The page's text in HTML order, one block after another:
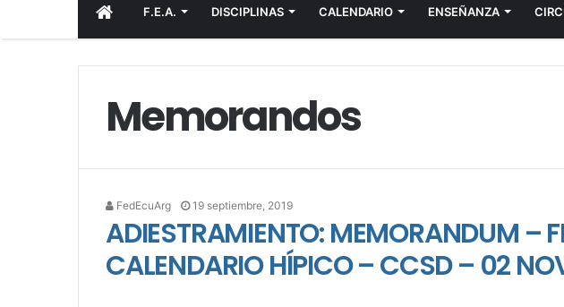
INICIOF.E.A. DISCIPLINAS CALENDARIO ENSEÑANZA
Memorandos
FedEcuArg 19 septiembre, 2019
ADIESTRAMIENTO: MEMORANDUM –
CALENDARIO HÍPICO – CCSD – 02